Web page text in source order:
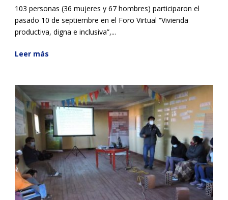
103 personas (36 mujeres y 67 hombres) participaron el
pasado 10 de septiembre en el Foro Virtual “Vivienda
productiva, digna e inclusiva”,...
Leer más